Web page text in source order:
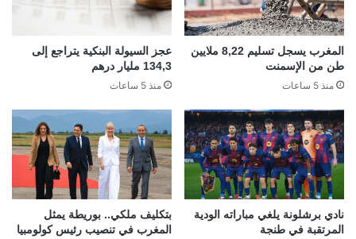
المغرب يسجل تسليم 8,22 ملايين
طن من الإسمنت
منذ 5 ساعات
عجز السيولة البنكية يتراجع إلى
134,3 مليار درهم
منذ 5 ساعات
نادي برشلونة يلغي مباراته الودية
المرتقبة في طنجة
بتكليف ملكي.. بوريطة يمثل
المغرب في تنصيب رئيس كولومبيا